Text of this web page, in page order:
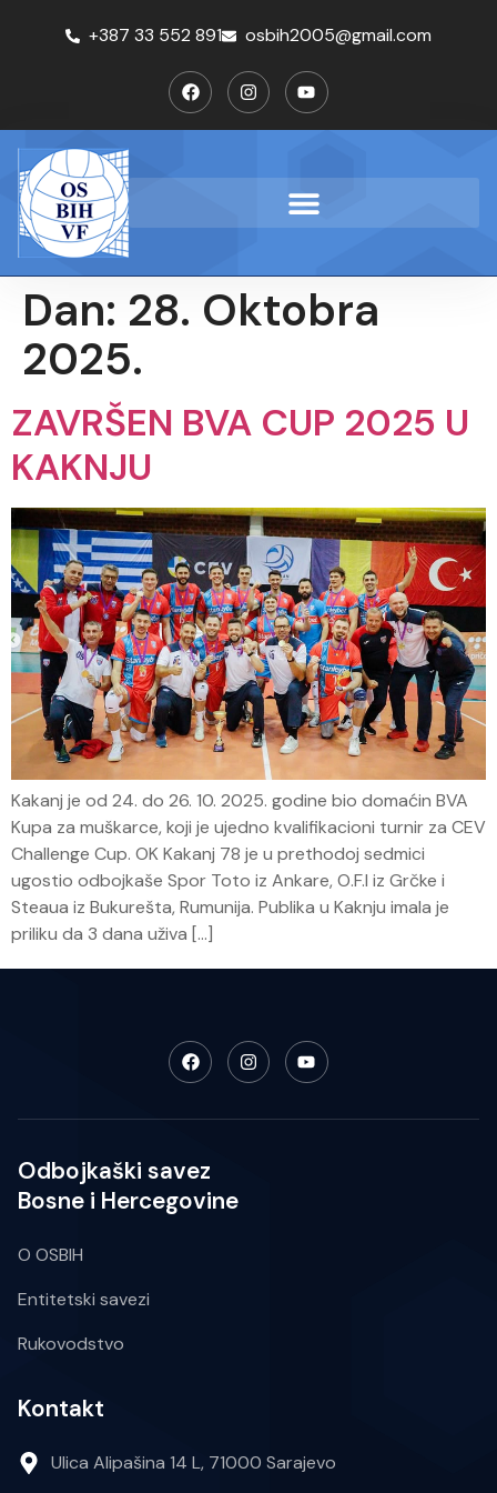
+387 33 552 891 osbih2005@gmail.com
Dan: 28. Oktobra
2025.
ZAVRŠEN BVA CUP 2025 U
KAKNJU
Kakanj je od 24. do 26. 10. 2025. godine bio domaćin BVA
Kupa za muškarce, koji je ujedno kvalifikacioni turnir za CEV
Challenge Cup. OK Kakanj 78 je u prethodoj sedmici
ugostio odbojkaše Spor Toto iz Ankare, O.F.I iz Grčke i
Steaua iz Bukurešta, Rumunija. Publika u Kaknju imala je
priliku da 3 dana uživa […]
Odbojkaški savez
Bosne i Hercegovine
O OSBIH
Entitetski savezi
Rukovodstvo
Kontakt
Ulica Alipašina 14 L, 71000 Sarajevo